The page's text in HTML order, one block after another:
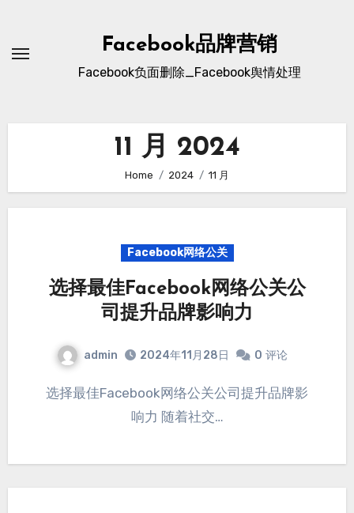
content
Facebook品牌营销
Facebook负面删除_Facebook舆情处理
11 月 2024
Home 2024 11 月
Facebook网络公关
选择最佳Facebook网络公关公
司提升品牌影响力
admin 2024年11月28日 0 评论
选择最佳Facebook网络公关公司提升品牌影
响力 随着社交…